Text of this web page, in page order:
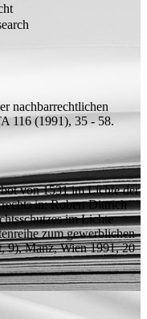
nachbarrechtlichen
116 (1991), 35 - 58.
von 1531 im Lichte der
in: Robert Dittrich
im Lichte
zum gewerblichen
9), Manz, Wien 1991, 20